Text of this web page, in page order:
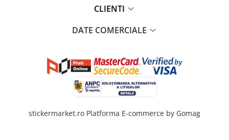
CLIENTI
DATE COMERCIALE
stickermarket.ro Platforma E-commerce by Gomag